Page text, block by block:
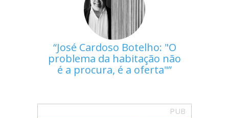
José Cardoso Botelho: "O
problema da habitação não
é a procura, é a oferta"
PUB